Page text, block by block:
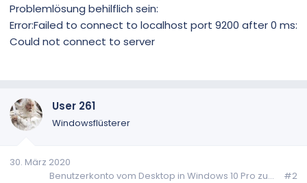
Problemlösung behilflich sein:
Error:Failed to connect to localhost port 9200 after 0 ms:
Could not connect to server
User 261
Windowsflüsterer
30. März 2020
Benutzerkonto vom Desktop in Windows 10 Pro zu...
#2